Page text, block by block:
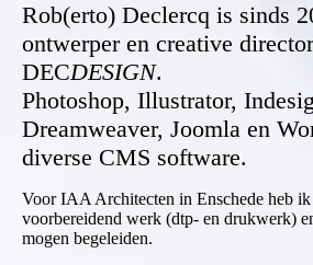
Rob(erto) Declercq is sinds
ontwerper en creative
DECDESIGN.
Photoshop, Illustrator,
Dreamweaver, Joomla en
diverse CMS software.
Voor IAA Architecten in Enschede heb ik
voorbereidend werk (dtp- en drukwerk)
mogen begeleiden.